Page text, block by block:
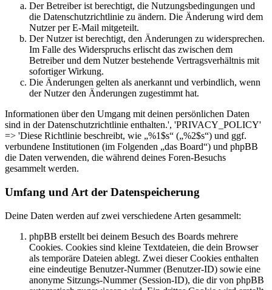
Der Betreiber ist berechtigt, die Nutzungsbedingungen und
die Datenschutzrichtlinie zu ändern. Die Änderung wird dem
Nutzer per E-Mail mitgeteilt.
Der Nutzer ist berechtigt, den Änderungen zu widersprechen.
Im Falle des Widerspruchs erlischt das zwischen dem
Betreiber und dem Nutzer bestehende Vertragsverhältnis mit
sofortiger Wirkung.
Die Änderungen gelten als anerkannt und verbindlich, wenn
der Nutzer den Änderungen zugestimmt hat.
Informationen über den Umgang mit deinen persönlichen Daten
sind in der Datenschutzrichtlinie enthalten.', 'PRIVACY_POLICY'
=> 'Diese Richtlinie beschreibt, wie „%1$s“ („%2$s“) und ggf.
verbundene Institutionen (im Folgenden „das Board“) und phpBB
die Daten verwenden, die während deines Foren-Besuchs
gesammelt werden.
Umfang und Art der Datenspeicherung
Deine Daten werden auf zwei verschiedene Arten gesammelt:
phpBB erstellt bei deinem Besuch des Boards mehrere
Cookies. Cookies sind kleine Textdateien, die dein Browser
als temporäre Dateien ablegt. Zwei dieser Cookies enthalten
eine eindeutige Benutzer-Nummer (Benutzer-ID) sowie eine
anonyme Sitzungs-Nummer (Session-ID), die dir von phpBB